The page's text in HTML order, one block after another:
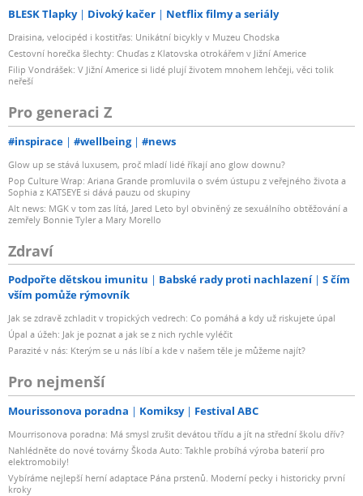
BLESK Tlapky Divoký kačer Netflix filmy a seriály
Draisina, velocipéd i kostitřas: Unikátní bicykly v Muzeu Chodska
Cestovní horečka šlechty: Chuďas z Klatovska otrokářem v Jižní Americe
Filip Vondrášek: V Jižní Americe si lidé plují životem mnohem lehčeji, věci tolik
neřeší
Pro generaci Z
#inspirace #wellbeing #news
Glow up se stává luxusem, proč mladí lidé říkají ano glow downu?
Pop Culture Wrap: Ariana Grande promluvila o svém ústupu z veřejného života a
Sophia z KATSEYE si dává pauzu od skupiny
Alt news: MGK v tom zas lítá, Jared Leto byl obviněný ze sexuálního obtěžování a
zemřely Bonnie Tyler a Mary Morello
Zdraví
Podpořte dětskou imunitu Babské rady proti nachlazení
S čím
vším pomůže rýmovník
Jak se zdravě zchladit v tropických vedrech: Co pomáhá a kdy už riskujete úpal
Úpal a úžeh: Jak je poznat a jak se z nich rychle vyléčit
Parazité v nás: Kterým se u nás líbí a kde v našem těle je můžeme najít?
Pro nejmenší
Mourissonova poradna Komiksy Festival ABC
Mourrisonova poradna: Má smysl zrušit devátou třídu a jít na střední školu dřív?
Nahlédněte do nové továrny Škoda Auto: Takhle probíhá výroba baterií pro
elektromobily!
Vybíráme nejlepší herní adaptace Pána prstenů. Moderní pecky i historicky první
kroky